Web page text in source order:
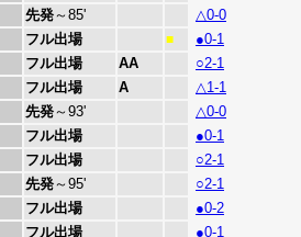
先発～85'
△0-0
フル出場 ■
●0-1
フル出場 AA
○2-1
フル出場 A
△1-1
先発～93'
△0-0
フル出場
●0-1
フル出場
○2-1
先発～95'
○2-1
フル出場
●0-2
フル出場
●0-1